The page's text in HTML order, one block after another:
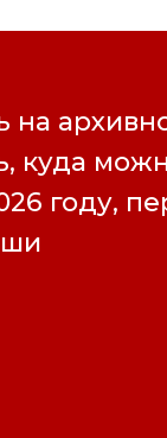
на
куда
году,